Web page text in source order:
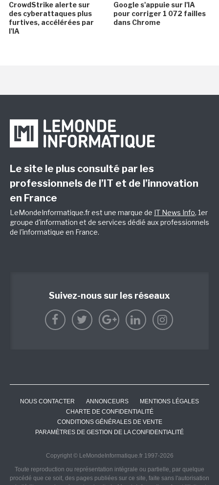
CrowdStrike alerte sur
des cyberattaques plus
furtives, accélérées par
l'IA
Google s'appuie sur l'IA
pour corriger 1 072 failles
dans Chrome
Le site le plus consulté par les
professionnels de l’IT et de l’innovation
en France
LeMondeInformatique.fr est une marque de IT News Info, 1er
groupe d'information et de services dédié aux professionnels
de l'informatique en France.
Suivez-nous sur les réseaux
NOUS CONTACTER ANNONCEURS
MENTIONS LÉGALES
CHARTE DE CONFIDENTIALITÉ
CONDITIONS GÉNÉRALES DE VENTE
PARAMÈTRES DE GESTION DE LA CONFIDENTIALITÉ
Copyright © LeMondeInformatique.fr 1997-2026
Toute reproduction ou représentation intégrale ou partielle, par quelque
procédé que ce soit, des pages publiées sur ce site, faite sans l'autorisation